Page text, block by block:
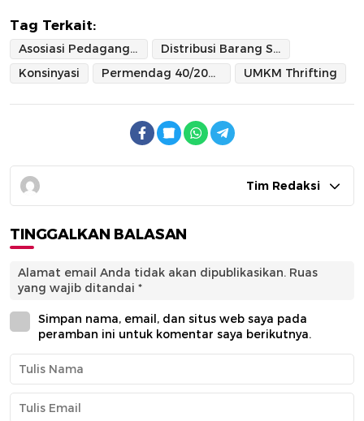
Tag Terkait:
Asosiasi Pedagang HP2I2 Pasar Senen
Distribusi Barang Sitaan
Konsinyasi
Permendag 40/2022 UMKM Thrifting
Tim Redaksi
TINGGALKAN BALASAN
Alamat email Anda tidak akan dipublikasikan. Ruas
yang wajib ditandai *
Simpan nama, email, dan situs web saya pada
peramban ini untuk komentar saya berikutnya.